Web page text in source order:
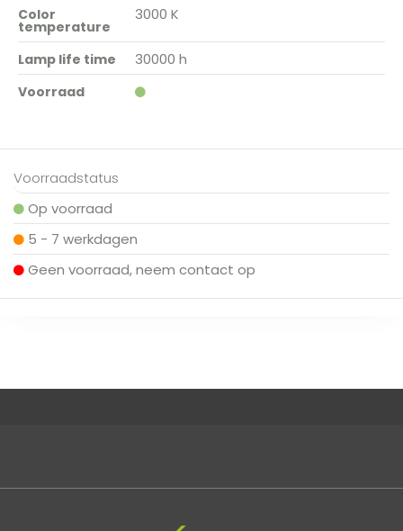
Color
temperature
3000 K
Lamp life time 30000 h
Voorraad
Voorraadstatus
Op voorraad
5 - 7 werkdagen
Geen voorraad, neem contact op